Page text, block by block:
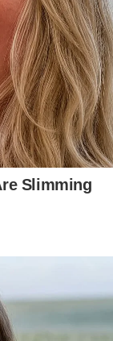
menyeluruh
polis maut di